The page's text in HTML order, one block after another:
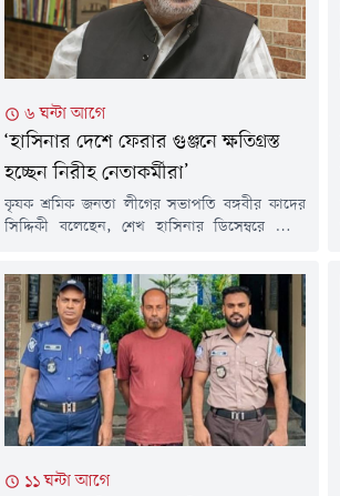
৬ ঘন্টা আগে
‘হাসিনার দেশে ফেরার গুঞ্জনে ক্ষতিগ্রস্ত
হচ্ছেন নিরীহ নেতাকর্মীরা’
কৃষক শ্রমিক জনতা লীগের সভাপতি বঙ্গবীর কাদের
সিদ্দিকী বলেছেন, শেখ হাসিনার ডিসেম্বরে দেশে
নেতাকর্মীরাই সবচেয়ে বেশি ক্ষতিগ্রস্ত হচ্ছেন।তিনি
বলেন, পরিকল্পিতভাবে এমন ঘোষণা এলে দলটির
নেতাকর্মীরা উৎসাহিত হতে পারতেন; কিন্তু এখন এ
ধরনের ঘোষণার কারণে অনেকেই জেলে যাচ্ছেন এবং
আইনি জটিলতায় পড়ছেন।বৃহস্পতিবার (৬ আগস্ট)...
১১ ঘন্টা আগে